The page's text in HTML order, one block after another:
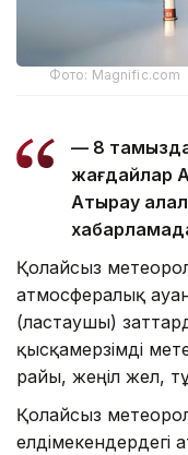
Фото: Magnific.com
— 8 тамызда
жағдайлар
Атырау
Қолайсыз
атмосфералық
(ластаушы)
қысқамерзімді
райы, жеңіл жел,
Қолайсыз